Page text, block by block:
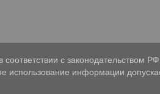
с законодательством
использование информации